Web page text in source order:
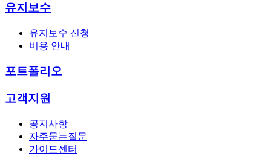
유지보수
유지보수 신청
비용 안내
포트폴리오
고객지원
공지사항
자주묻는질문
가이드센터